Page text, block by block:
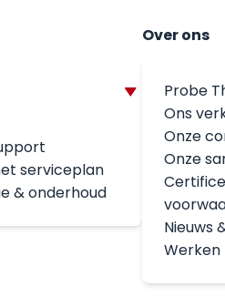
serviceplan
& onderhoud
Over ons
Probe
Ons
Onze
Onze
Nieuws
Werken